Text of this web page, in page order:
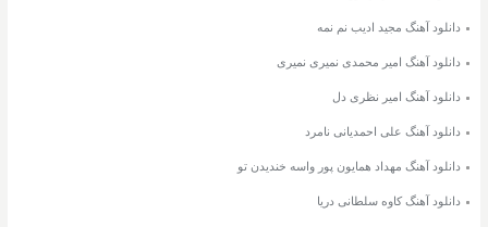
دانلود آهنگ مجید ادیب نم نمه
دانلود آهنگ امیر محمدی نمیری نمیری
دانلود آهنگ امیر نظری دل
دانلود آهنگ علی احمدیانی نامرد
دانلود آهنگ مهداد همایون پور واسه خندیدن تو
دانلود آهنگ کاوه سلطانی دریا